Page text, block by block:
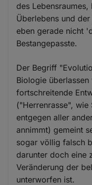
des
Überlebens und
eben gerade nicht
Bestangepasste.
Der Begriff
Biologie
fortschreitende
("Herrenrasse", wie
entgegen aller
annimmt) gemeint
sogar völlig falsch
darunter doch eine
Veränderung der
unterworfen ist.